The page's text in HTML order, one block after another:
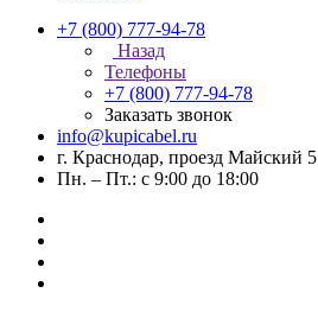
+7 (800) 777-94-78
Назад
Телефоны
+7 (800) 777-94-78
Заказать звонок
info@kupicabel.ru
г. Краснодар, проезд Майский 5
Пн. – Пт.: с 9:00 до 18:00